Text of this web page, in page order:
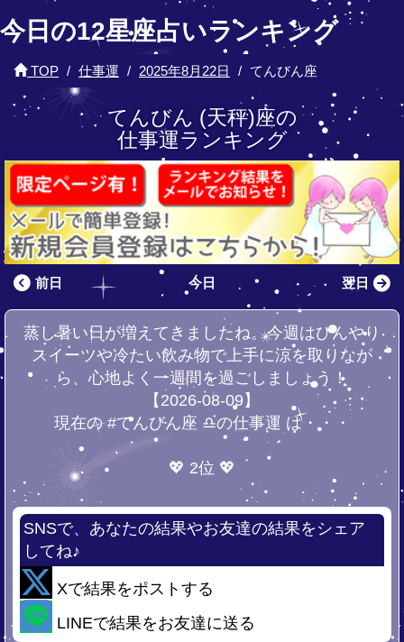
今日の12星座占いランキング
TOP 仕事運 2025年8月22日 てんびん座
てんびん (天秤)座の
仕事運ランキング
前日 今日 翌日
蒸し暑い日が増えてきましたね。今週はひんやり
スイーツや冷たい飲み物で上手に涼を取りなが
ら、心地よく一週間を過ごしましょう！
【2026-08-09】
現在の #てんびん座 ♎の仕事運 は・・・
💖 2位 💖
SNSで、あなたの結果やお友達の結果をシェア
してね♪
Xで結果をポストする
LINEで結果をお友達に送る